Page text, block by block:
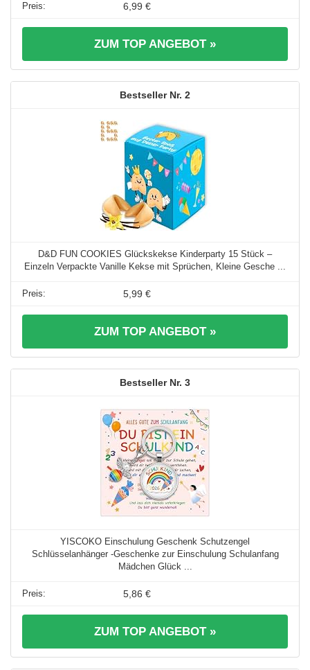
6,99 €
ZUM TOP ANGEBOT »
2
D&D FUN COOKIES Glückskekse Kinderparty 15 Stück –
Einzeln Verpackte Vanille Kekse mit Sprüchen, Kleine Gesche ...
5,99 €
ZUM TOP ANGEBOT »
3
YISCOKO Einschulung Geschenk Schutzengel
Schlüsselanhänger -Geschenke zur Einschulung Schulanfang
Mädchen Glück ...
5,86 €
ZUM TOP ANGEBOT »